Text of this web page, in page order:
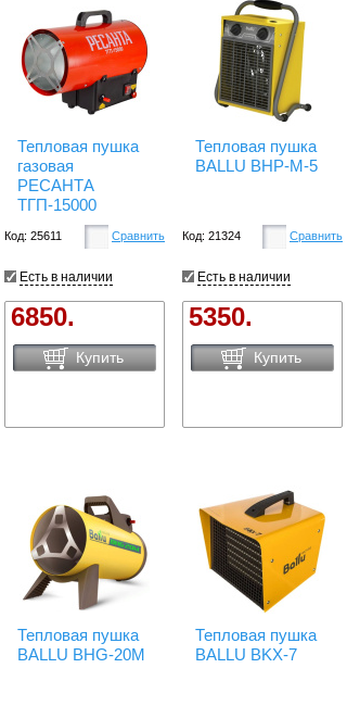
Тепловая пушка
газовая
РЕСАНТА
ТГП-15000
Код: 25611 Сравнить
Есть в наличии
6850.
Купить
Тепловая пушка
BALLU BHP-M-5
Код: 21324 Сравнить
Есть в наличии
5350.
Купить
Тепловая пушка
BALLU BHG-20M
Тепловая пушка
BALLU BKX-7